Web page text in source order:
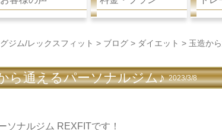
ジム/レックスフィット > ブログ > ダイエット > 玉造か
ら通えるパーソナルジム♪2023/3/8
ソナルジム REXFITです！